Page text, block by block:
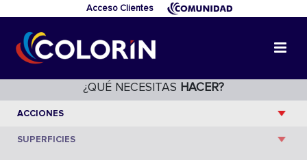
Acceso Clientes
¿QUÉ NECESITAS HACER?